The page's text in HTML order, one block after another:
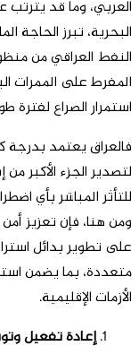
العربي، وما قد
البحرية، تبرز الحاجة
النفط العراقي من
المفرط على الممرات
استمرار الصراع لفترة
فالعراق يعتمد بدرجة
لتصدير الجزء الأكبر
للتأثر المباشر بأي
ومن هنا، فإن تعزيز
على تطوير بدائل
متعددة، بما يضمن
الأزمات الإقليمية.
إعادة تفعيل